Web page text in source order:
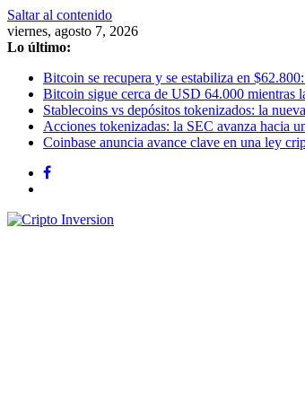
Saltar al contenido
viernes, agosto 7, 2026
Lo último:
Bitcoin se recupera y se estabiliza en
Bitcoin sigue cerca de USD 64.000 mientras
Stablecoins vs depósitos tokenizados: la
Acciones tokenizadas: la SEC avanza hacia
Coinbase anuncia avance clave en una ley